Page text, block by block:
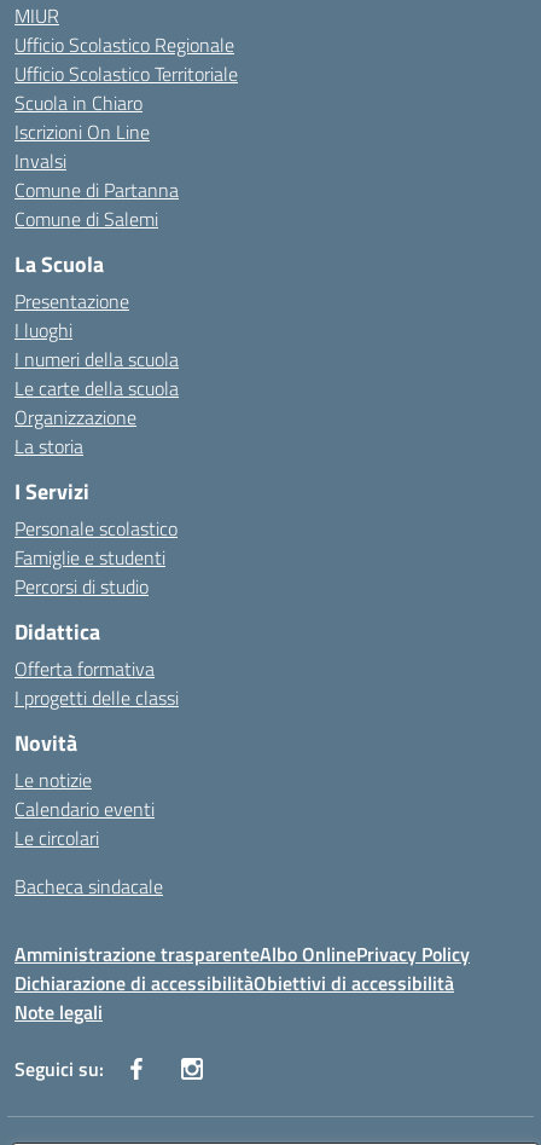
MIUR
Ufficio Scolastico Regionale
Ufficio Scolastico Territoriale
Scuola in Chiaro
Iscrizioni On Line
Invalsi
Comune di Partanna
Comune di Salemi
La Scuola
Presentazione
I luoghi
I numeri della scuola
Le carte della scuola
Organizzazione
La storia
I Servizi
Personale scolastico
Famiglie e studenti
Percorsi di studio
Didattica
Offerta formativa
I progetti delle classi
Novità
Le notizie
Calendario eventi
Le circolari
Bacheca sindacale
Amministrazione trasparenteAlbo OnlinePrivacy Policy
Dichiarazione di accessibilitàObiettivi di accessibilità
Note legali
Seguici su: